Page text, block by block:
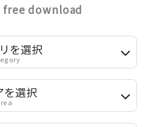
download
を選択
を選択